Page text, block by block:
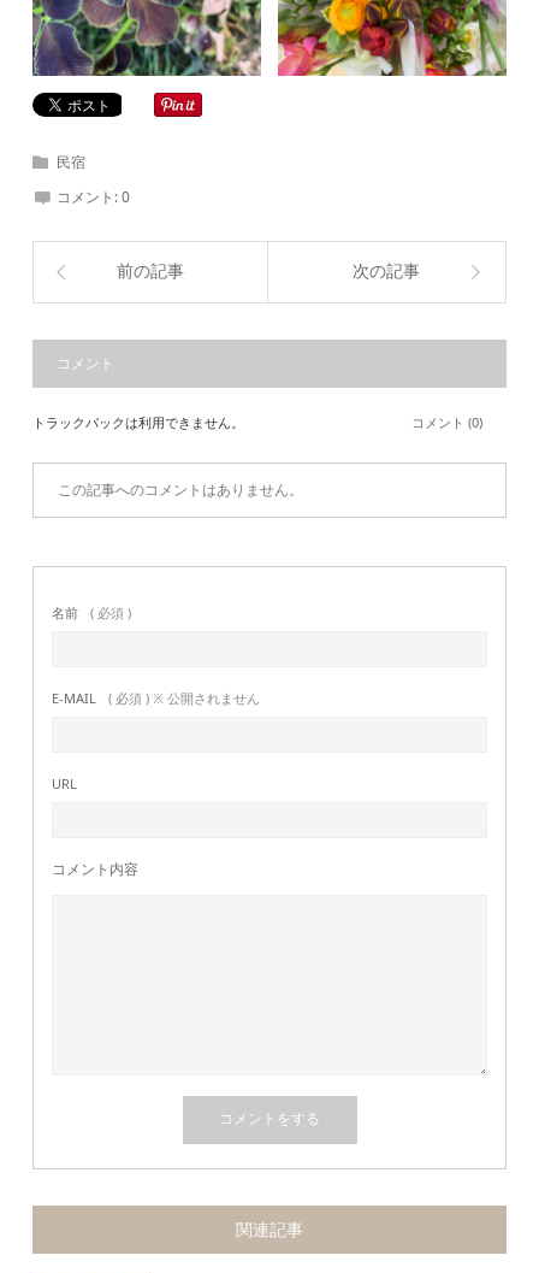
民宿
コメント:0
前の記事 次の記事
コメント
トラックバックは利用できません。 コメント (0)
この記事へのコメントはありません。
名前 ( 必須 )
E-MAIL ( 必須 ) ※ 公開されません
URL
コメント内容
関連記事